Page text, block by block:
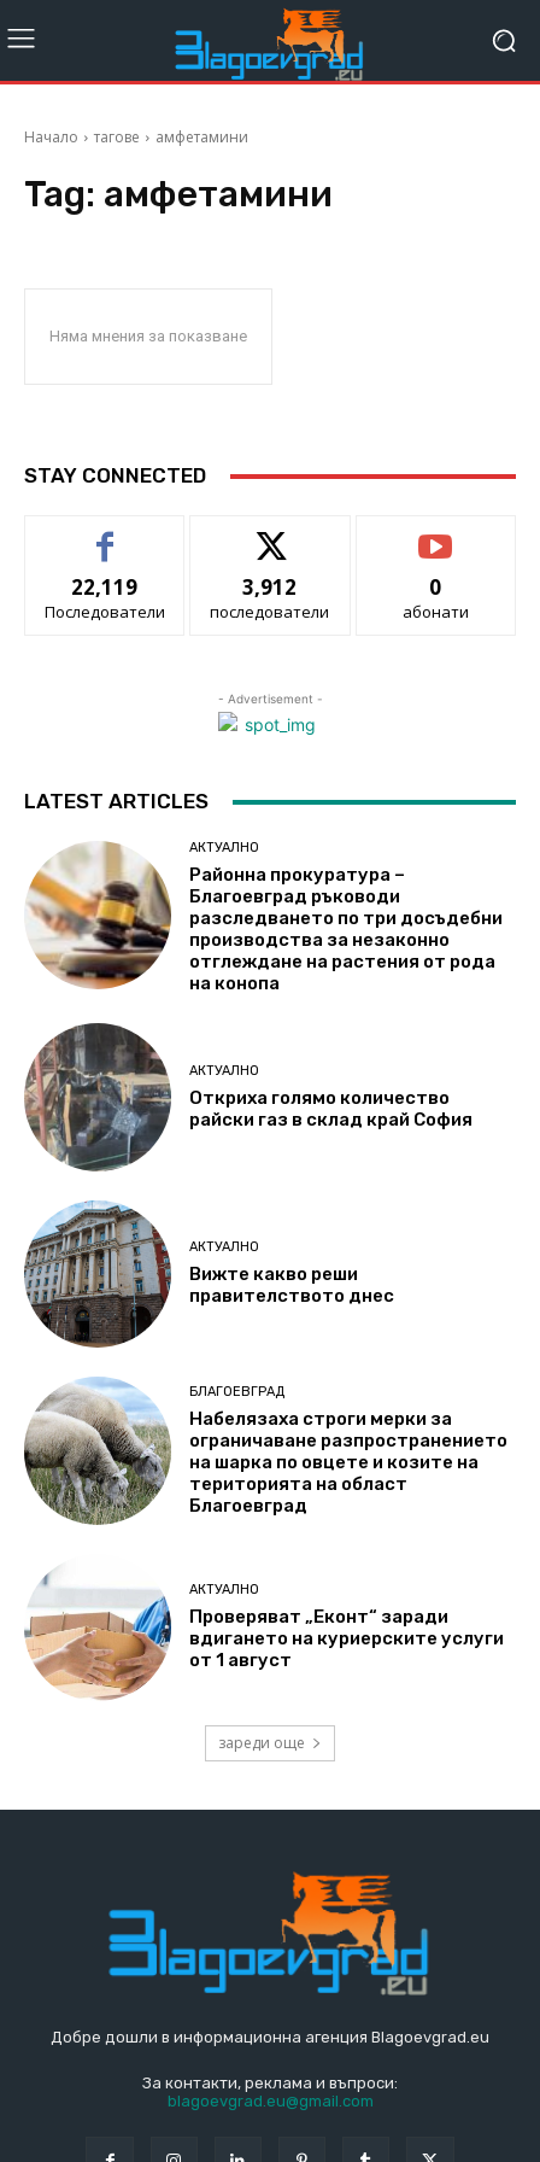
Начало тагове амфетамини
Tag: амфетамини
Няма мнения за показване
STAY CONNECTED
22,119
Последователи
3,912
последователи
0
абонати
- Advertisement -
LATEST ARTICLES
АКТУАЛНО
Районна прокуратура –
Благоевград ръководи
разследването по три досъдебни
производства за незаконно
отглеждане на растения от рода
на конопа
АКТУАЛНО
Откриха голямо количество
райски газ в склад край София
АКТУАЛНО
Вижте какво реши
правителството днес
БЛАГОЕВГРАД
Набелязаха строги мерки за
ограничаване разпространението
на шарка по овцете и козите на
територията на област
Благоевград
АКТУАЛНО
Проверяват „Еконт“ заради
вдигането на куриерските услуги
от 1 август
зареди още
Добре дошли в информационна агенция Blagoevgrad.eu
За контакти, реклама и въпроси:
blagoevgrad.eu@gmail.com